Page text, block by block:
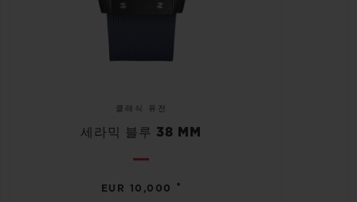
클래식 퓨전
세라믹 블루 38 MM
EUR 10,000 •